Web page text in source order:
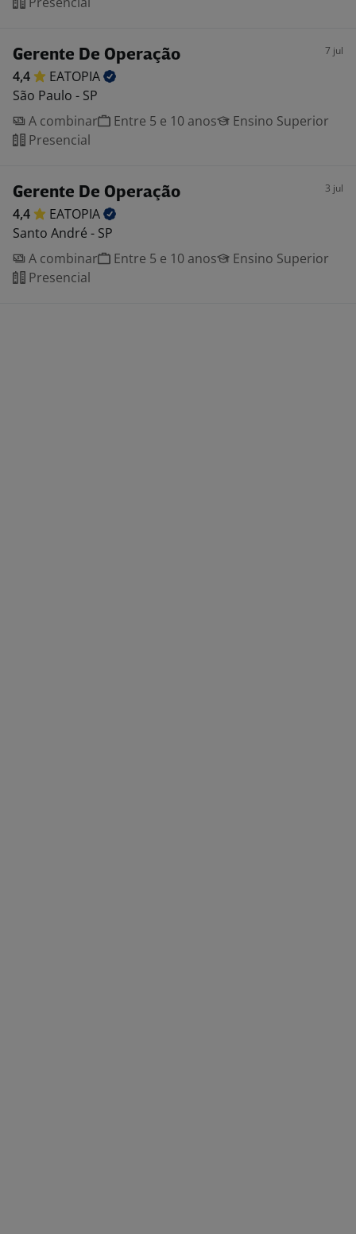
Gerente De Operação 7 jul
4,4
EATOPIA
São Paulo - SP
A combinar
Entre 5 e 10 anos
Ensino Superior
Presencial
Gerente De Operação 3 jul
4,4
EATOPIA
Santo André - SP
A combinar
Entre 5 e 10 anos
Ensino Superior
Presencial